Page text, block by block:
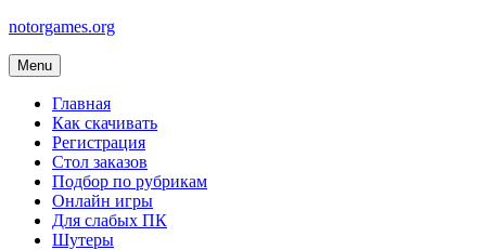
Skip
content
notorgames.org
Menu
Главная
Как скачивать
Регистрация
Стол заказов
Подбор по рубрикам
Онлайн игры
Для слабых ПК
Шутеры